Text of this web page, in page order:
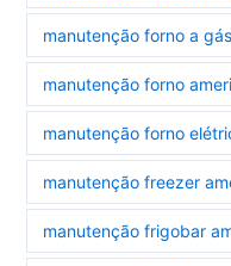
manutenção forno a
manutenção forno
manutenção forno
manutenção freezer
manutenção frigobar